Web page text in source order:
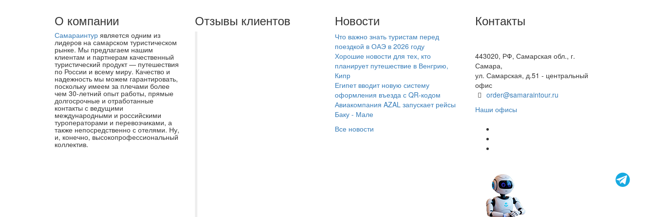
О компании
Самараинтур является одним из
лидеров на самарском туристическом
рынке. Мы предлагаем нашим
клиентам и партнерам качественный
туристический продукт — путешествия
по России и всему миру. Качество и
надежность мы можем гарантировать,
поскольку имеем за плечами более
чем 30-летний опыт работы, прямые
долгосрочные и отработанные
контакты с ведущими
международными и российскими
туроператорами и перевозчиками, а
также непосредственно с отелями. Ну,
и, конечно, высокопрофессиональный
коллектив.
Отзывы клиентов Новости
Что важно знать туристам перед
поездкой в ОАЭ в 2026 году
Хорошие новости для тех, кто
планирует путешествие в Венгрию,
Кипр
Египет вводит новую систему
оформления въезда с QR-кодом
Авиакомпания AZAL запускает рейсы
Баку - Мале
Все новости
Контакты
443020, РФ, Самарская обл., г.
Самара,
ул. Самарская, д.51 - центральный
офис
order@samaraintour.ru
Наши офисы